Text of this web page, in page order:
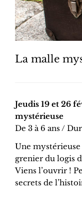
La malle
Jeudis 19 et 26
mystérieuse
De 3 à 6 ans /
Une
grenier du logis
Viens l’ouvrir !
secrets de